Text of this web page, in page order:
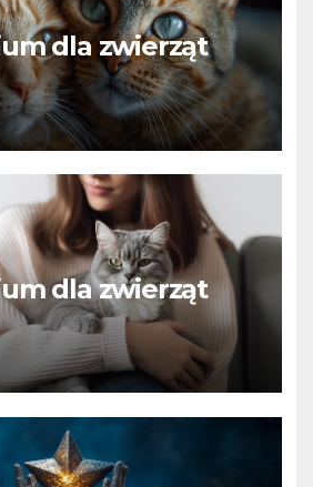
dla zwierząt
dla zwierząt